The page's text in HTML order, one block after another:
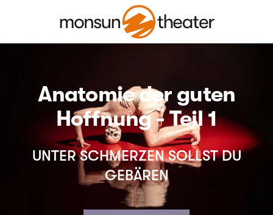
Anatomie der guten
Hoffnung - Teil 1
UNTER SCHMERZEN SOLLST DU
GEBÄREN